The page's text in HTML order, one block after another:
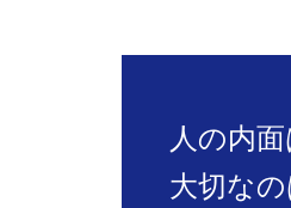
人の内
大切な